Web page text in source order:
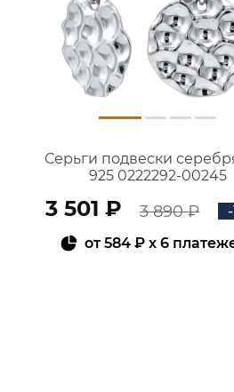
Серьги подвески
925 0222292-00245
3 501 ₽ 3 890 ₽
от584 ₽ x 6